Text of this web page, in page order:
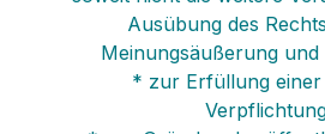
Ausübung des
Meinungsäußerung
* zur Erfüllung einer